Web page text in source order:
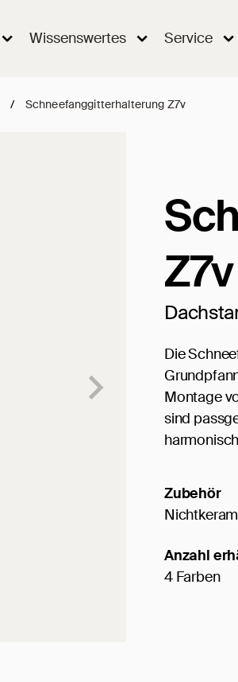
Wissenswertes Service
/ Schneefanggitterhalterung Z7v
Z7v
Die
Montage
sind
Zubehör
Anzahl
4 Farben